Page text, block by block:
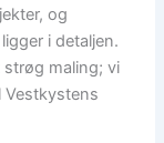
og
i detaljen.
strøg maling; vi
Vestkystens